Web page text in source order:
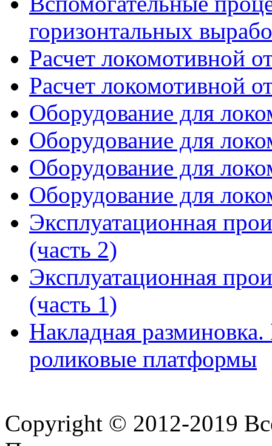
горизонтальных
Расчет локомотивной
Расчет локомотивной
Оборудование для
Оборудование для
Оборудование для
Оборудование для
Эксплуатационная
(часть 2)
Эксплуатационная
(часть 1)
Накладная
роликовые платформы
Copyright © 2012-2019